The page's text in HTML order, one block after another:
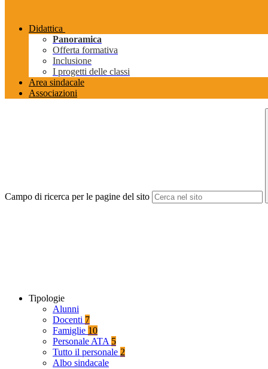
Didattica
Panoramica
Offerta formativa
Inclusione
I progetti delle classi
Area sindacale
Associazioni
Campo di ricerca per le pagine del sito
Tipologie
Alunni
Docenti 7
Famiglie 10
Personale ATA 5
Tutto il personale 2
Albo sindacale